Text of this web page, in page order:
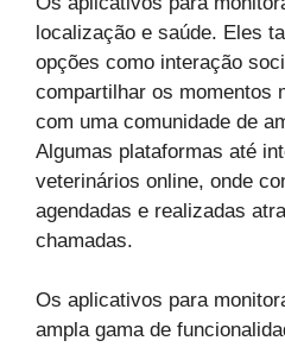
localização e saúde. Eles
opções como interação
compartilhar os momentos
com uma comunidade de
Algumas plataformas até
veterinários online, onde
agendadas e realizadas
chamadas.
Os aplicativos para
ampla gama de